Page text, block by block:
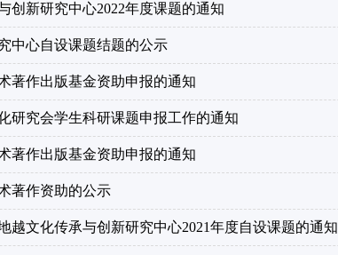
创新研究中心2022年度课题的通知
中心自设课题结题的公示
著作出版基金资助申报的通知
研究会学生科研课题申报工作的通知
著作出版基金资助申报的通知
著作资助的公示
越文化传承与创新研究中心2021年度自设课题的通知